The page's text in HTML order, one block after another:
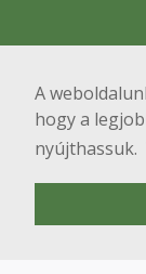
A
hogy a
nyújthassuk.